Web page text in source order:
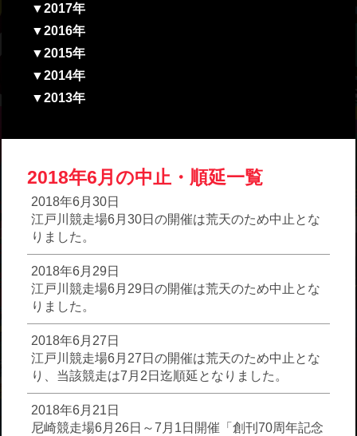
▼2017年
▼2016年
▼2015年
▼2014年
▼2013年
2018年6月の中止・順延一覧
2018年6月30日
江戸川競走場6月30日の開催は荒天のため中止とな
りました。
2018年6月29日
江戸川競走場6月29日の開催は荒天のため中止とな
りました。
2018年6月27日
江戸川競走場6月27日の開催は荒天のため中止とな
り、当該競走は7月2日迄順延となりました。
2018年6月21日
尼崎競走場6月26日～7月1日開催「創刊70周年記念